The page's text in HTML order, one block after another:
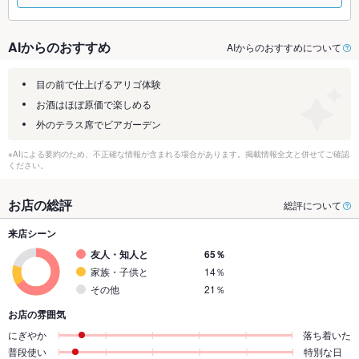
AIからのおすすめ AIからのおすすめについて
目の前で仕上げるアリゴ体験
お酒はほぼ原価で楽しめる
外のテラス席でビアガーデン
※AIによる要約のため、不正確な情報が含まれる場合があります。掲載情報全文と併せてご確認
ください。
お店の総評 総評について
来店シーン
友人・知人と
65％
家族・子供と
14％
その他
21％
お店の雰囲気
にぎやか
落ち着いた
普段使い
特別な日